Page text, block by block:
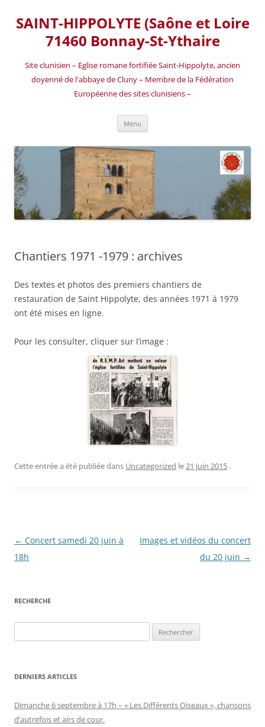
SAINT-HIPPOLYTE (Saône et Loire
71460 Bonnay-St-Ythaire
Site clunisien – Eglise romane fortifiée Saint-Hippolyte, ancien
doyenné de l'abbaye de Cluny – Membre de la Fédération
Européenne des sites clunisiens –
Menu
Chantiers 1971 -1979 : archives
Des textes et photos des premiers chantiers de
restauration de Saint Hippolyte, des années 1971 à 1979
ont été mises en ligne.
Pour les consulter, cliquer sur l’image :
Cette entrée a été publiée dans Uncategorized le21 juin 2015 .
Navigation
des
← Concert samedi 20 juin à
18h
Images et vidéos du concert
du 20 juin →
RECHERCHE
DERNIERS ARTICLES
Dimanche 6 septembre à 17h – « Les Différents Oiseaux », chansons
d’autrefois et airs de cour.